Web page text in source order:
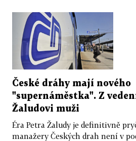
České dráhy mají nového
"supernáměstka". Z
Žaludovi muži
Éra Petra Žaludy je definitivně
manažery Českých drah není v